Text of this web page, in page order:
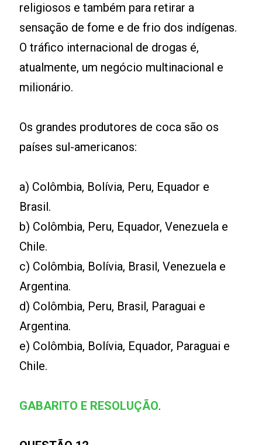
religiosos e também para retirar a
sensação de fome e de frio dos indígenas.
O tráfico internacional de drogas é,
atualmente, um negócio multinacional e
milionário.
Os grandes produtores de coca são os
países sul-americanos:
a) Colômbia, Bolívia, Peru, Equador e
Brasil.
b) Colômbia, Peru, Equador, Venezuela e
Chile.
c) Colômbia, Bolívia, Brasil, Venezuela e
Argentina.
d) Colômbia, Peru, Brasil, Paraguai e
Argentina.
e) Colômbia, Bolívia, Equador, Paraguai e
Chile.
GABARITO E RESOLUÇÃO.